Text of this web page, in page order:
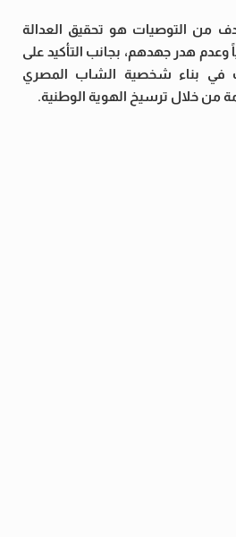
من التوصيات هو تحقيق العدالة
وعدم هدر جهدهم، بجانب التأكيد على
في بناء شخصية الشاب المصري
من خلال ترسيخ الهوية الوطنية.